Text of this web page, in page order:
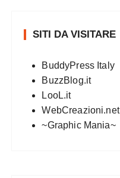
SITI DA VISITARE
BuddyPress Italy
BuzzBlog.it
LooL.it
WebCreazioni.net
~Graphic Mania~